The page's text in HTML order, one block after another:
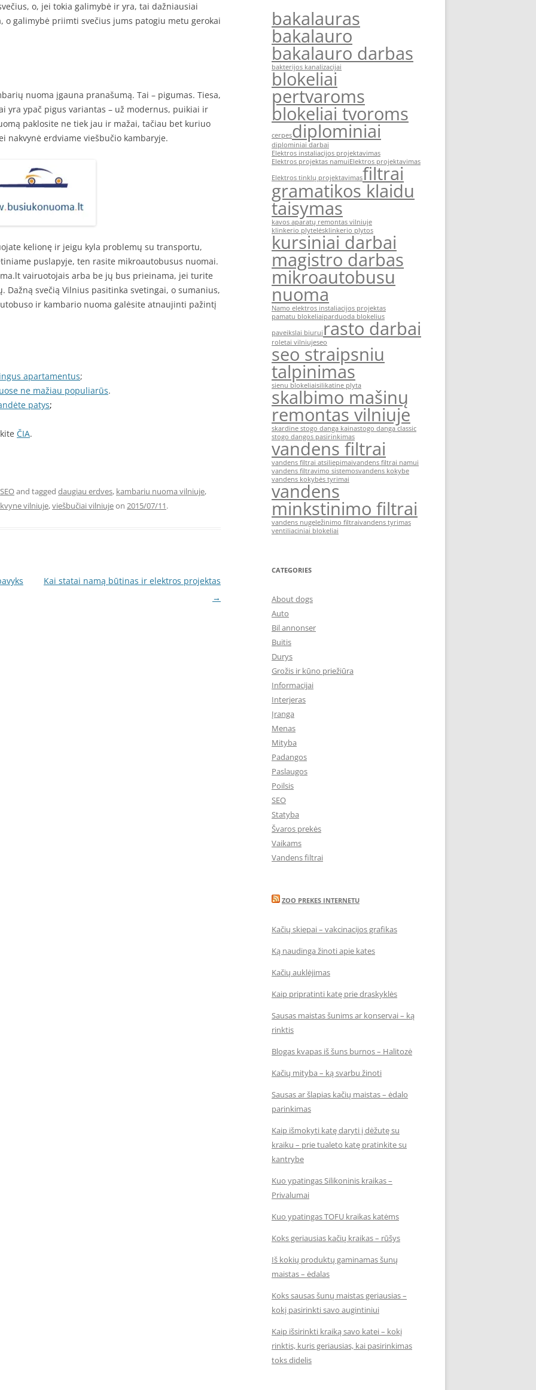
o, jei tokia galimybė ir yra, tai dažniausiai
o galimybė priimti svečius jums patogiu metu gerokai
nuoma įgauna pranašumą. Tai – pigumas. Tiesa,
yra ypač pigus variantas – už modernus, puikiai ir
paklosite ne tiek jau ir mažai, tačiau bet kuriuo
nakvynė erdviame viešbučio kambaryje.
kelionę ir jeigu kyla problemų su transportu,
puslapyje, ten rasite mikroautobusus nuomai.
vairuotojais arba be jų bus prieinama, jei turite
Dažną svečią Vilnius pasitinka svetingai, o sumanius,
ir kambario nuoma galėsite atnaujinti pažintį
apartamentus;
ne mažiau populiarūs.
patys;
ČIA.
SEOand tagged daugiau erdves, kambariu nuoma vilniuje,
vilniuje,viešbučiai vilniujeon 2015/07/11.
Kai statai namą būtinas ir elektros projektas
→
bakalauras
bakalauro
bakalauro darbas
bakterijos kanalizacijai
blokeliai
pertvaroms
blokeliai tvoroms
cerpesdiplominiai
diplominiai darbai
Elektros instaliacijos projektavimas
Elektros projektas namuiElektros projektavimas
Elektros tinklų projektavimasfiltrai
gramatikos klaidu
taisymas
kavos aparatų remontas vilniuje
klinkerio plytelėsklinkerio plytos
kursiniai darbai
magistro darbas
mikroautobusu
nuoma
Namo elektros instaliacijos projektas
pamatu blokeliaiparduoda blokelius
paveikslai biurui rasto darbai
roletai vilniujeseo
seo straipsniu
talpinimas
sienu blokeliaisilikatine plyta
skalbimo mašinų
remontas vilniuje
skardine stogo danga kainastogo danga classic
stogo dangos pasirinkimas
vandens filtrai
vandens filtrai atsiliepimaivandens filtrai namui
vandens filtravimo sistemosvandens kokybe
vandens kokybės tyrimai
vandens
minkstinimo filtrai
vandens nugeležinimo filtraivandens tyrimas
ventiliaciniai blokeliai
CATEGORIES
About dogs
Auto
Bil annonser
Buitis
Durys
Grožis ir kūno priežiūra
Informacijai
Interjeras
Įranga
Menas
Mityba
Padangos
Paslaugos
Poilsis
SEO
Statyba
Švaros prekės
Vaikams
Vandens filtrai
ZOO PREKES INTERNETU
Kačių skiepai – vakcinacijos grafikas
Ką naudinga žinoti apie kates
Kačių auklėjimas
Kaip pripratinti katę prie draskyklės
Sausas maistas šunims ar konservai – ką
rinktis
Blogas kvapas iš šuns burnos – Halitozė
Kačių mityba – ką svarbu žinoti
Sausas ar šlapias kačių maistas – ėdalo
parinkimas
Kaip išmokyti katę daryti į dėžutę su
kraiku – prie tualeto katę pratinkite su
kantrybe
Kuo ypatingas Silikoninis kraikas –
Privalumai
Kuo ypatingas TOFU kraikas katėms
Koks geriausias kačių kraikas – rūšys
Iš kokių produktų gaminamas šunų
maistas – ėdalas
Koks sausas šunų maistas geriausias –
kokį pasirinkti savo augintiniui
Kaip išsirinkti kraiką savo katei – kokį
rinktis, kuris geriausias, kai pasirinkimas
toks didelis